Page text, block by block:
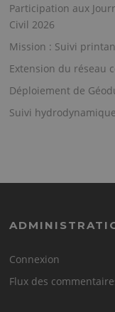
Participation aux
Civil 2026
Mission : Suivi
Extension du réseau
Déploiement de
Suivi
Connexion
Flux des